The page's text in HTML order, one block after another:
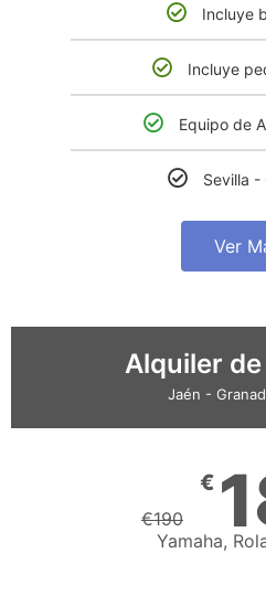
Incluye
Incluye
Equipo de
Sevilla -
Ver
Alquiler
Jaén -
€190
€
Yamaha,